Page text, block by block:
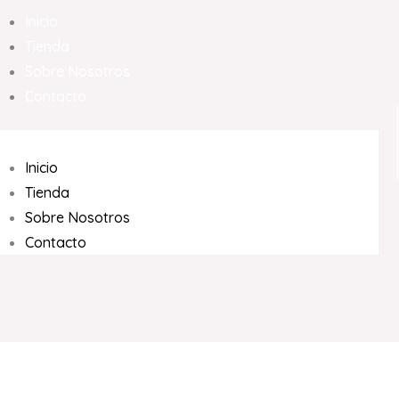
Inicio
Tienda
Sobre Nosotros
Contacto